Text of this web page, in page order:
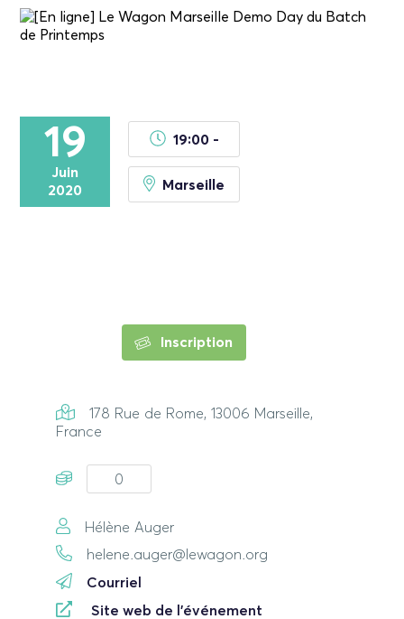
19
Juin
2020
19:00 -
Marseille
Inscription
178 Rue de Rome, 13006 Marseille,
France
0
Hélène Auger
helene.auger@lewagon.org
Courriel
Site web de l'événement